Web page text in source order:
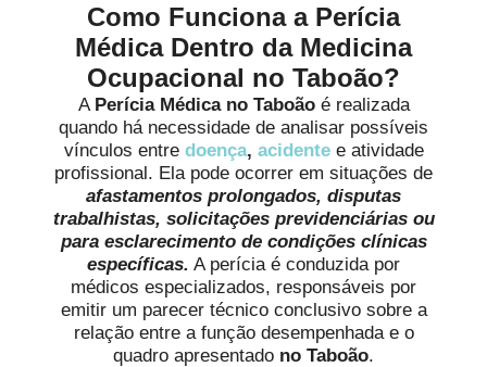
Como Funciona a Perícia
Médica Dentro da Medicina
Ocupacional no Taboão?
A Perícia Médica no Taboãoé realizada
quando há necessidade de analisar possíveis
vínculos entre doença, acidentee atividade
profissional. Ela pode ocorrer em situações de
afastamentos prolongados, disputas
trabalhistas, solicitações previdenciárias ou
para esclarecimento de condições clínicas
específicas. A perícia é conduzida por
médicos especializados, responsáveis por
emitir um parecer técnico conclusivo sobre a
relação entre a função desempenhada e o
quadro apresentado no Taboão.